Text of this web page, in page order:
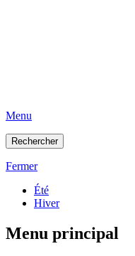
Menu
Rechercher
Fermer
Été
Hiver
Menu principal